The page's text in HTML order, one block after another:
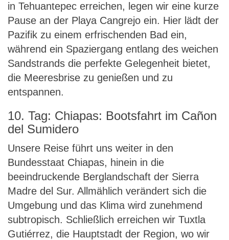
in Tehuantepec erreichen, legen wir eine kurze
Pause an der Playa Cangrejo ein. Hier lädt der
Pazifik zu einem erfrischenden Bad ein,
während ein Spaziergang entlang des weichen
Sandstrands die perfekte Gelegenheit bietet,
die Meeresbrise zu genießen und zu
entspannen.
10. Tag: Chiapas: Bootsfahrt im Cañon
del Sumidero
Unsere Reise führt uns weiter in den
Bundesstaat Chiapas, hinein in die
beeindruckende Berglandschaft der Sierra
Madre del Sur. Allmählich verändert sich die
Umgebung und das Klima wird zunehmend
subtropisch. Schließlich erreichen wir Tuxtla
Gutiérrez, die Hauptstadt der Region, wo wir